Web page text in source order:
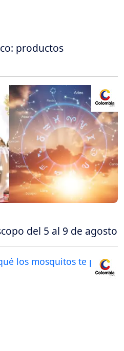
productos
del 5 al 9 de agosto